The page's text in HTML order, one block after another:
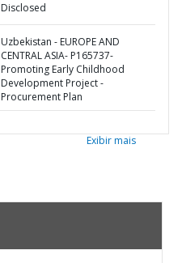
Disclosed
Uzbekistan - EUROPE AND
CENTRAL ASIA- P165737-
Promoting Early Childhood
Development Project -
Procurement Plan
Exibir mais